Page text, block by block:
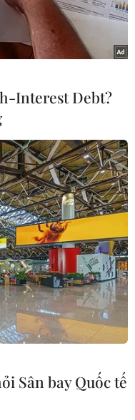
và Bộ trưởng Tài chính
Quốc hội. (Nguồn:
hối thúc Liên
cần đạt được một
Athens trong
cho Hy Lạp dự
này.
chức thuộc Bộ
cho biết Chính
mọi diễn biến
Interest Debt?
Sân bay Quốc tế